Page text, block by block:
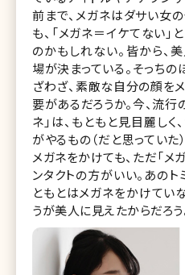
前まで、メガネはダサい女
も、「メガネ＝イケてない
のかもしれない。皆から、
場が決まっている。そっち
ざわざ、素敵な自分の顔を
要があるだろうか。今、流行
ネ」は、もともと見目麗し
がやるもの（だと思ってい
メガネをかけても、ただ「メ
ンタクトの方がいい。あのト
ともとはメガネをかけてい
うが美人に見えたからだろう